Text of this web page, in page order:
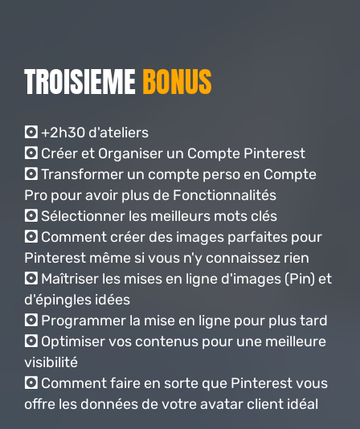
TROISIEMEBONUS
🖸 +2h30 d'ateliers
🖸 Créer et Organiser un Compte Pinterest
🖸 Transformer un compte perso en Compte
Pro pour avoir plus de Fonctionnalités
🖸 Sélectionner les meilleurs mots clés
🖸 Comment créer des images parfaites pour
Pinterest même si vous n'y connaissez rien
🖸 Maîtriser les mises en ligne d'images (Pin) et
d'épingles idées
🖸 Programmer la mise en ligne pour plus tard
🖸 Optimiser vos contenus pour une meilleure
visibilité
🖸 Comment faire en sorte que Pinterest vous
offre les données de votre avatar client idéal